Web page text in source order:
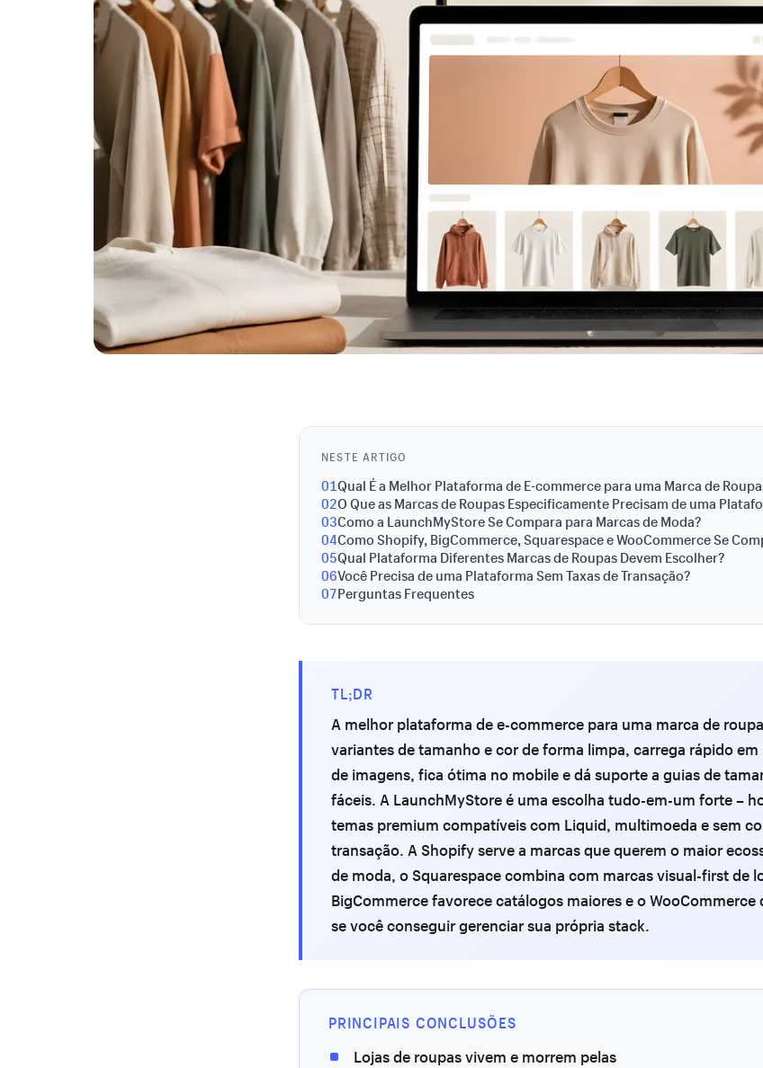
NESTE ARTIGO
01Qual É a Melhor Plataforma de E-commerce para uma Marca de
02O Que as Marcas de Roupas Especificamente Precisam de uma
03Como a LaunchMyStore Se Compara para Marcas de Moda?
04Como Shopify, BigCommerce, Squarespace e WooCommerce Se
05Qual Plataforma Diferentes Marcas de Roupas Devem Escolher?
06Você Precisa de uma Plataforma Sem Taxas de Transação?
07Perguntas Frequentes
TL;DR
A melhor plataforma de e-commerce para uma marca de
variantes de tamanho e cor de forma limpa, carrega rápido em
de imagens, fica ótima no mobile e dá suporte a guias de
fáceis. A LaunchMyStore é uma escolha tudo-em-um forte –
temas premium compatíveis com Liquid, multimoeda e sem
transação. A Shopify serve a marcas que querem o maior
de moda, o Squarespace combina com marcas visual-first de
BigCommerce favorece catálogos maiores e o
se você conseguir gerenciar sua própria stack.
PRINCIPAIS CONCLUSÕES
Lojas de roupas vivem e morrem pelas